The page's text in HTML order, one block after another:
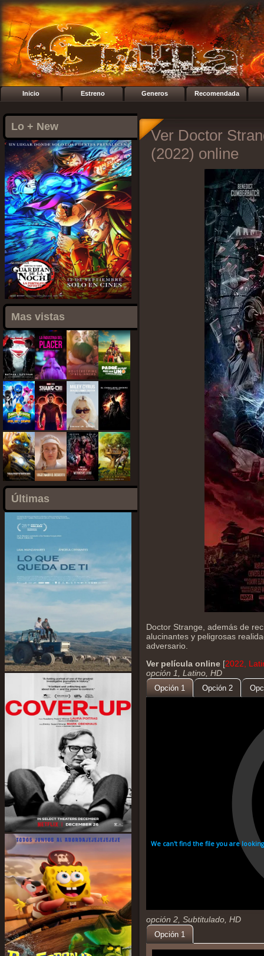
Inicio Estreno Generos Recomendada
Lo + New
Mas vistas
Últimas
Ver Doctor
(2022) online
Doctor Strange, además de
alucinantes y peligrosas
adversario.
Ver película online [2022,
opción 1, Latino, HD
Opción 1 Opción 2
opción 2, Subtitulado, HD
Opción 1